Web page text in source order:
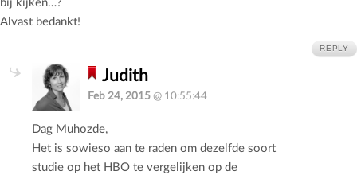
Alvast bedankt!
REPLY
Judith
Feb 24, 2015@ 10:55:44
Dag Muhozde,
Het is sowieso aan te raden om dezelfde soort
studie op het HBO te vergelijken op de